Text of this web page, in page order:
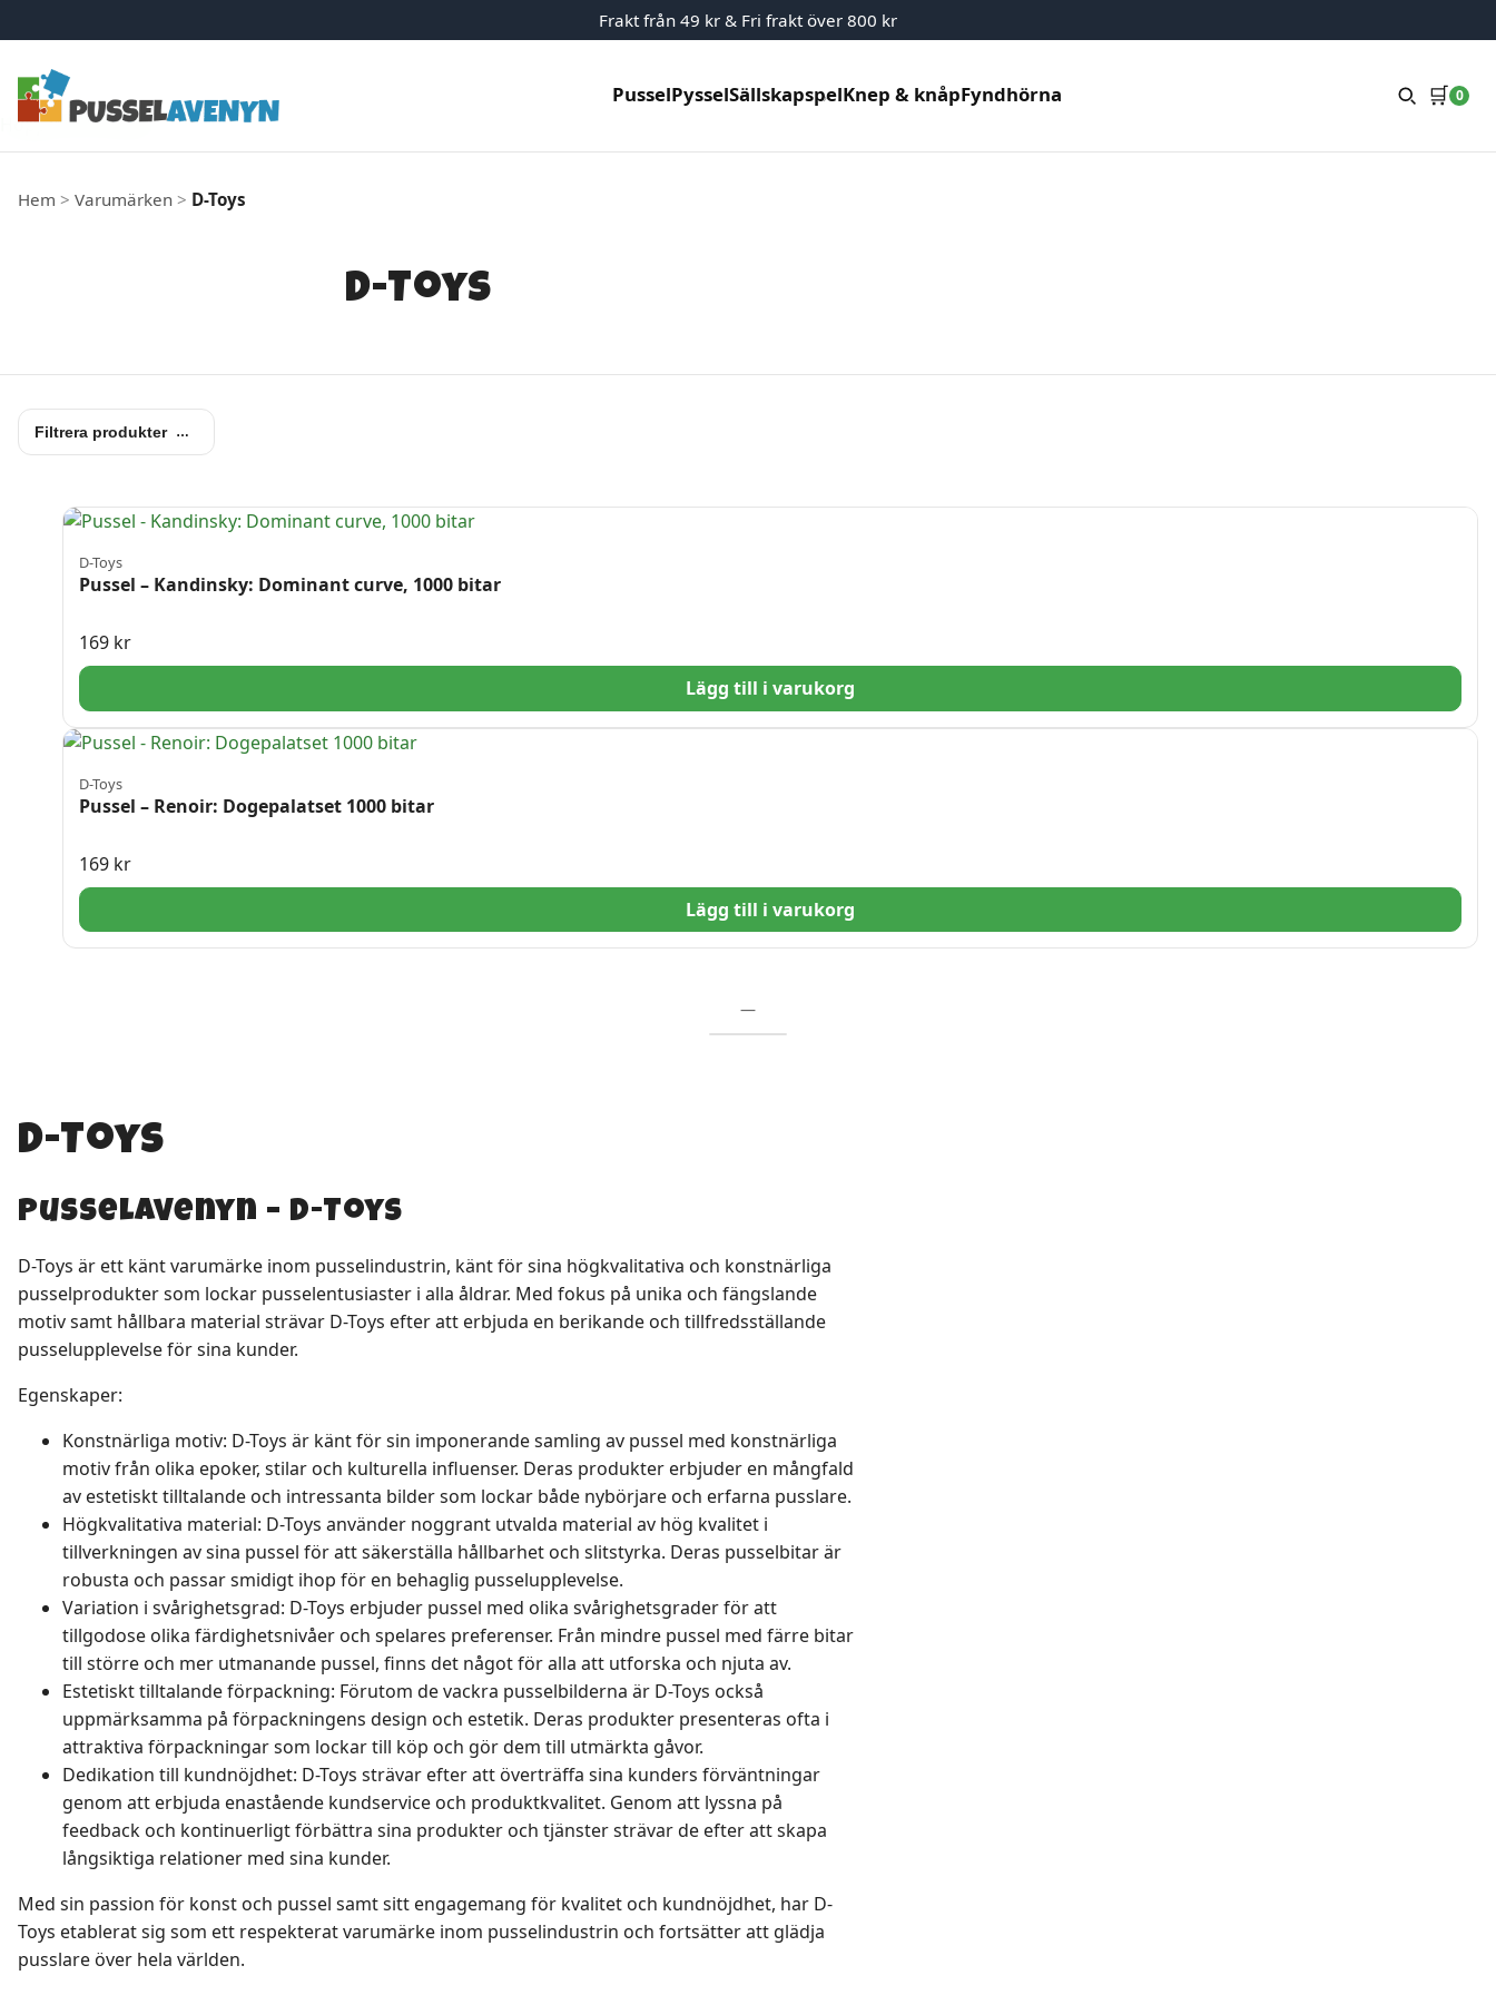
Hoppa till innehåll
Frakt från 49 kr & Fri frakt över 800 kr
PusselPysselSällskapspelKnep & knåpFyndhörna 🛒 0
Hem > Varumärken > D-Toys
D-Toys
Filtrera produkter …
D-Toys
Pussel – Kandinsky: Dominant curve, 1000 bitar
169 kr
Lägg till i varukorg
D-Toys
Pussel – Renoir: Dogepalatset 1000 bitar
169 kr
Lägg till i varukorg
—
D-Toys
Pusselavenyn – D-Toys
D-Toys är ett känt varumärke inom pusselindustrin, känt för sina högkvalitativa och konstnärliga
pusselprodukter som lockar pusselentusiaster i alla åldrar. Med fokus på unika och fängslande
motiv samt hållbara material strävar D-Toys efter att erbjuda en berikande och tillfredsställande
pusselupplevelse för sina kunder.
Egenskaper:
Konstnärliga motiv: D-Toys är känt för sin imponerande samling av pussel med konstnärliga
motiv från olika epoker, stilar och kulturella influenser. Deras produkter erbjuder en mångfald
av estetiskt tilltalande och intressanta bilder som lockar både nybörjare och erfarna pusslare.
Högkvalitativa material: D-Toys använder noggrant utvalda material av hög kvalitet i
tillverkningen av sina pussel för att säkerställa hållbarhet och slitstyrka. Deras pusselbitar är
robusta och passar smidigt ihop för en behaglig pusselupplevelse.
Variation i svårighetsgrad: D-Toys erbjuder pussel med olika svårighetsgrader för att
tillgodose olika färdighetsnivåer och spelares preferenser. Från mindre pussel med färre bitar
till större och mer utmanande pussel, finns det något för alla att utforska och njuta av.
Estetiskt tilltalande förpackning: Förutom de vackra pusselbilderna är D-Toys också
uppmärksamma på förpackningens design och estetik. Deras produkter presenteras ofta i
attraktiva förpackningar som lockar till köp och gör dem till utmärkta gåvor.
Dedikation till kundnöjdhet: D-Toys strävar efter att överträffa sina kunders förväntningar
genom att erbjuda enastående kundservice och produktkvalitet. Genom att lyssna på
feedback och kontinuerligt förbättra sina produkter och tjänster strävar de efter att skapa
långsiktiga relationer med sina kunder.
Med sin passion för konst och pussel samt sitt engagemang för kvalitet och kundnöjdhet, har D-
Toys etablerat sig som ett respekterat varumärke inom pusselindustrin och fortsätter att glädja
pusslare över hela världen.